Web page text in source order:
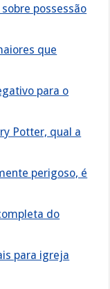
possessão
que
para o
Potter, qual a
perigoso, é
do
para igreja